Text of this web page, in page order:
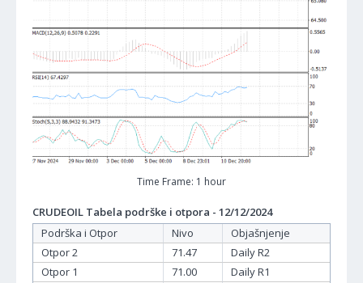
Time Frame: 1 hour
CRUDEOIL Tabela podrške i otpora - 12/12/2024
Podrška i Otpor
Nivo
Objašnjenje
Otpor 2
71.47
Daily R2
Otpor 1
71.00
Daily R1